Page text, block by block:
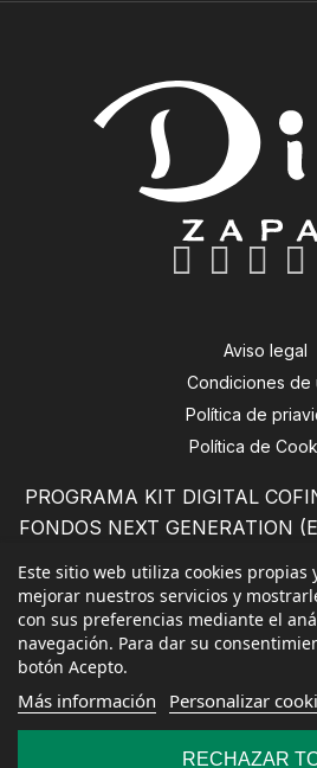
Este sitio web utiliza cookies propias
mejorar nuestros servicios y
con sus preferencias mediante el
navegación. Para dar su
botón Acepto.
Más información Personalizar
RECHAZAR
Aviso legal
Condiciones de
Política de
Política de
PROGRAMA KIT DIGITAL
FONDOS NEXT GENERATION